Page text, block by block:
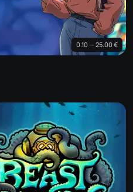
0.10 — 25.00 €